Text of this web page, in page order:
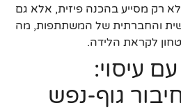
לא רק מסייע בהכנה פיזית, אלא גם
והחברתית של המשתתפות, מה
לקראת הלידה.
עיסוי:
גוף-נפש